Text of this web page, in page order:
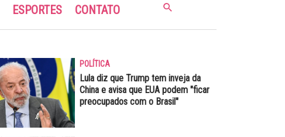
ESPORTES CONTATO
POLÍTICA
Lula diz que Trump tem inveja da
China e avisa que EUA podem "ficar
preocupados com o Brasil"